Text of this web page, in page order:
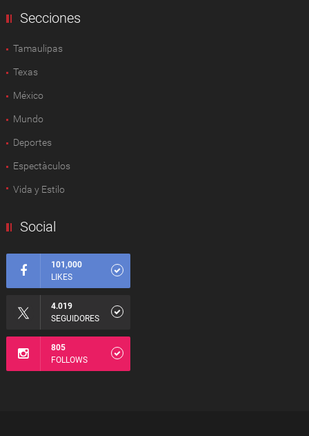
Secciones
Tamaulipas
Texas
México
Mundo
Deportes
Espectàculos
Vida y Estilo
Social
101,000
LIKES
4.019
SEGUIDORES
805
FOLLOWS